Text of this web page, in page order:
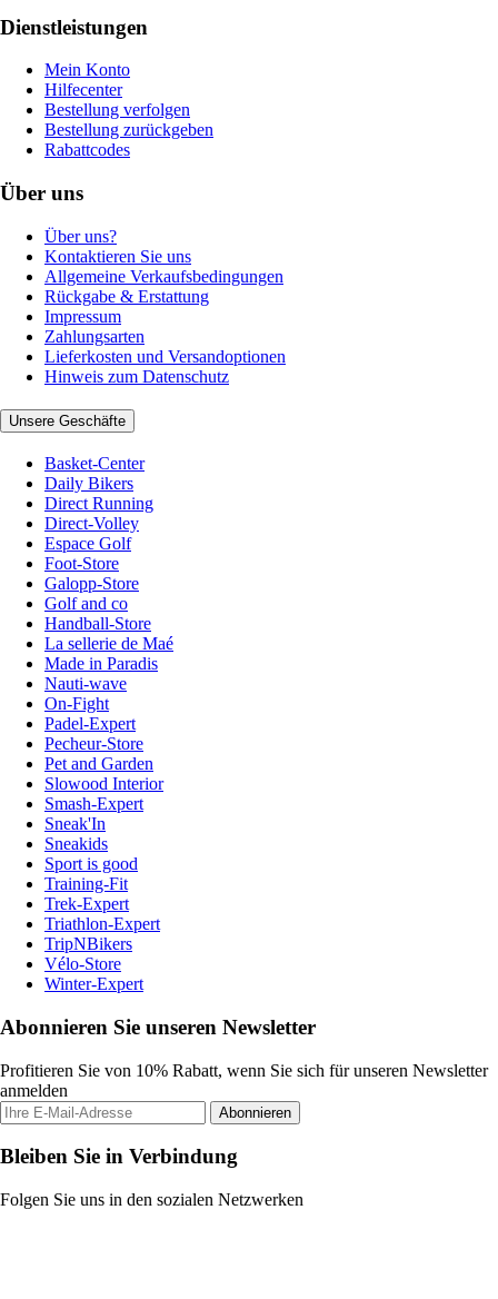
Dienstleistungen
Mein Konto
Hilfecenter
Bestellung verfolgen
Bestellung zurückgeben
Rabattcodes
Über uns
Über uns?
Kontaktieren Sie uns
Allgemeine Verkaufsbedingungen
Rückgabe & Erstattung
Impressum
Zahlungsarten
Lieferkosten und Versandoptionen
Hinweis zum Datenschutz
Unsere Geschäfte
Basket-Center
Daily Bikers
Direct Running
Direct-Volley
Espace Golf
Foot-Store
Galopp-Store
Golf and co
Handball-Store
La sellerie de Maé
Made in Paradis
Nauti-wave
On-Fight
Padel-Expert
Pecheur-Store
Pet and Garden
Slowood Interior
Smash-Expert
Sneak'In
Sneakids
Sport is good
Training-Fit
Trek-Expert
Triathlon-Expert
TripNBikers
Vélo-Store
Winter-Expert
Abonnieren Sie unseren Newsletter
Profitieren Sie von 10% Rabatt, wenn Sie sich für unseren Newsletter
anmelden
Abonnieren
Bleiben Sie in Verbindung
Folgen Sie uns in den sozialen Netzwerken